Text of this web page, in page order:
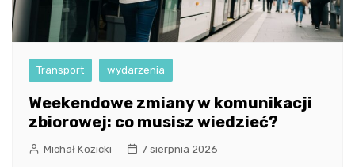
Transport wydarzenia
Weekendowe zmiany w komunikacji
zbiorowej: co musisz wiedzieć?
Michał Kozicki 7 sierpnia 2026